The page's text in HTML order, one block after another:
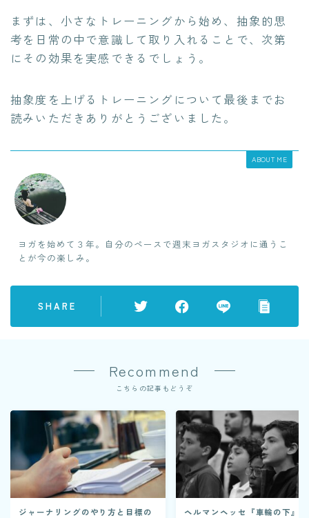
まずは、小さなトレーニングから始め、抽象的思
考を日常の中で意識して取り入れることで、次第
にその効果を実感できるでしょう。
抽象度を上げるトレーニングについて最後までお
読みいただきありがとうございました。
ABOUT ME
ヨガを始めて３年。自分のペースで週末ヨガスタジオに通うこ
とが今の楽しみ。
SHARE
Recommend
こちらの記事もどうぞ
ジャーナリングのやり方と目標の
ヘルマンヘッセ『車輪の下』